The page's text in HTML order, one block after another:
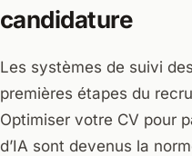
candidature
Les systèmes de suivi
premières étapes du
Optimiser votre CV pour
d’IA sont devenus la